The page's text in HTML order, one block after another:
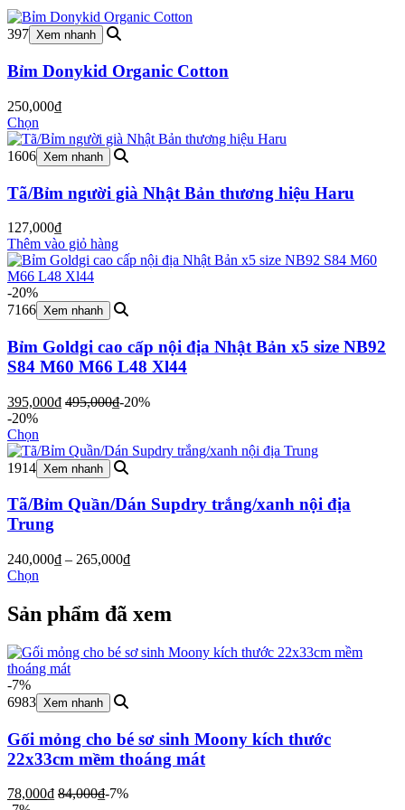
397 Xem nhanh
Bỉm Donykid Organic Cotton
250,000₫
Chọn
1606 Xem nhanh
Tã/Bỉm người già Nhật Bản thương hiệu Haru
127,000₫
Thêm vào giỏ hàng
-20%
7166 Xem nhanh
Bỉm Goldgi cao cấp nội địa Nhật Bản x5 size NB92
S84 M60 M66 L48 Xl44
395,000₫ 495,000₫-20%
-20%
Chọn
1914 Xem nhanh
Tã/Bỉm Quần/Dán Supdry trắng/xanh nội địa
Trung
240,000₫ – 265,000₫Khoảng
đến
Chọn
Sản phẩm đã xem
-7%
6983 Xem nhanh
Gối mỏng cho bé sơ sinh Moony kích thước
22x33cm mềm thoáng mát
78,000₫ 84,000₫-7%